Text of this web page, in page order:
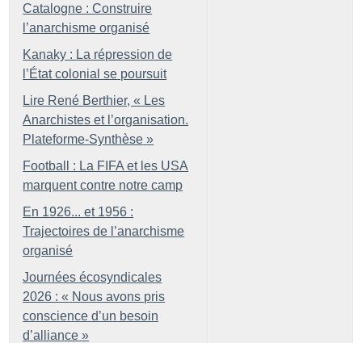
Catalogne : Construire
l’anarchisme organisé
Kanaky : La répression de
l’État colonial se poursuit
Lire René Berthier, « Les
Anarchistes et l’organisation.
Plateforme-Synthèse »
Football : La FIFA et les USA
marquent contre notre camp
En 1926... et 1956 :
Trajectoires de l’anarchisme
organisé
Journées écosyndicales
2026 : « Nous avons pris
conscience d’un besoin
d’alliance »